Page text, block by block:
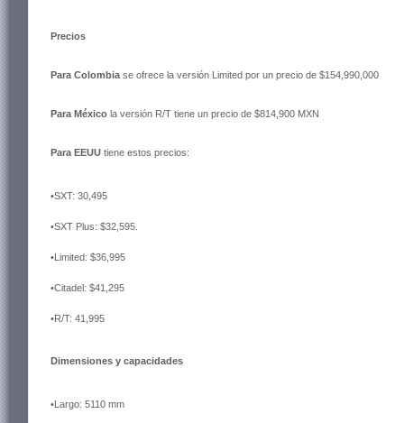
Precios
Para Colombia se ofrece la versión Limited por un precio de $154,990,000
Para México la versión R/T tiene un precio de $814,900 MXN
Para EEUU tiene estos precios:
•SXT: 30,495
•SXT Plus: $32,595.
•Limited: $36,995
•Citadel: $41,295
•R/T: 41,995
Dimensiones y capacidades
•Largo: 5110 mm